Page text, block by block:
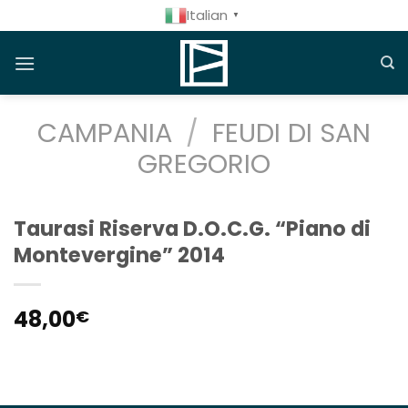
ai
contenuti
Italian ▼
CAMPANIA / FEUDI DI SAN
GREGORIO
Taurasi Riserva D.O.C.G. “Piano di
Montevergine” 2014
48,00€